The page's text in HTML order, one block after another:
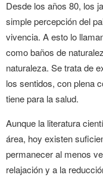
Desde los años 80, los
simple percepción del
vivencia. A esto lo
como baños de
naturaleza. Se trata de
los sentidos, con plena
tiene para la salud.
Aunque la literatura
área, hoy existen
permanecer al menos
relajación y a la